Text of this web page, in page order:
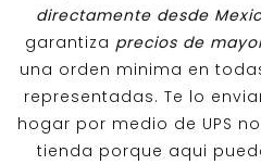
directamente desde
garantiza precios de
una orden minima en
representadas. Te lo
hogar por medio de UPS
tienda porque aqui